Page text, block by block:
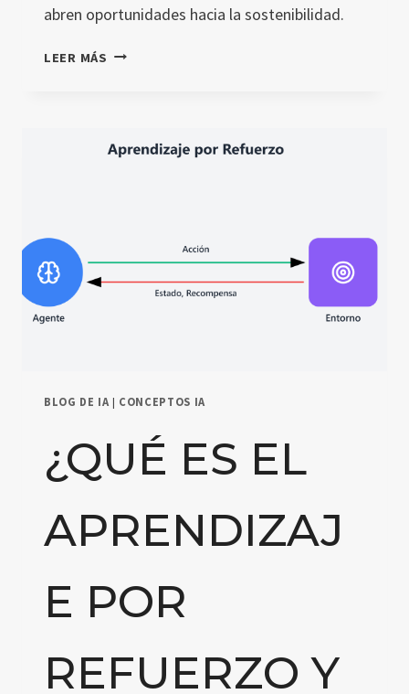
abren oportunidades hacia la sostenibilidad.
LEER MÁS INTELIGENCIA
ANÁLISIS
BLOG DE IA | CONCEPTOS IA
¿QUÉ ES EL
APRENDIZAJ
E POR
REFUERZO Y